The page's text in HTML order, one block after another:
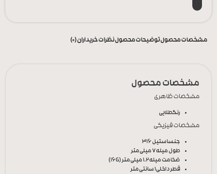
مشخصات محصولتوضیحات محصولنظرات خریداران (0)
مشخصات محصول
مشخصات ظاهری
رنگطلایی
مشخصات فیزیکی
جنساستیل 316
طول میله7 میلی‌متر
ضخامت میله1.2 میلی‌متر (16G)
قطر داخلی1 سانتی‌متر